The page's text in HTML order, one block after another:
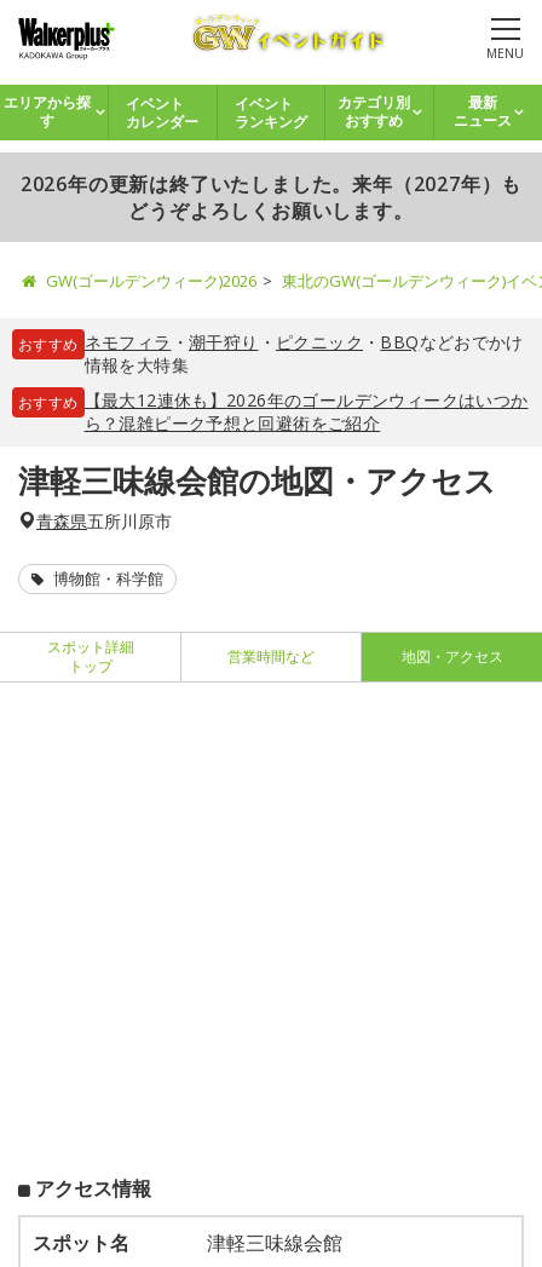
MENU
エリアから探
す
イベント
カレンダー
イベント
ランキング
カテゴリ別
おすすめ
最新
ニュース
2026年の更新は終了いたしました。来年（2027年）も
どうぞよろしくお願いします。
GW(ゴールデンウィーク)2026 東北のGW(ゴールデンウィーク)イ
おすすめ ネモフィラ ・ 潮干狩り ・ ピクニック ・ BBQなどおでかけ
情報を大特集
おすすめ
【最大12連休も】2026年のゴールデンウィークはいつか
ら？混雑ピーク予想と回避術をご紹介
津軽三味線会館の地図・アクセス
青森県五所川原市
博物館・科学館
スポット詳細
トップ
営業時間など 地図・アクセス
アクセス情報
スポット名
津軽三味線会館